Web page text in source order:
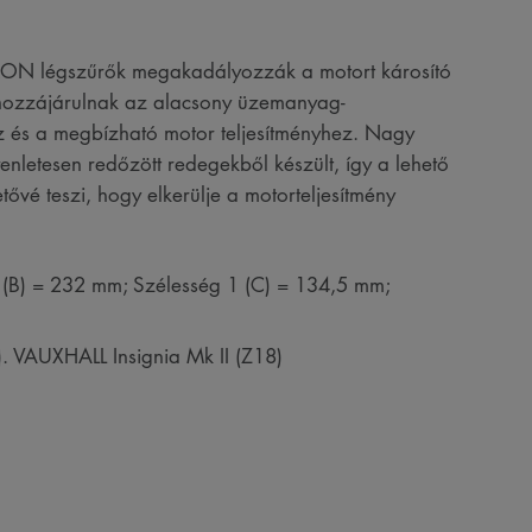
légszűrők megakadályozzák a motort károsító
az alacsony üzemanyag-
a megbízható motor teljesítményhez. Nagy
redőzött redegekből készült, így a lehető
teszi, hogy elkerülje a motorteljesítmény
= 232 mm; Szélesség 1 (C) = 134,5 mm;
VAUXHALL Insignia Mk II (Z18)